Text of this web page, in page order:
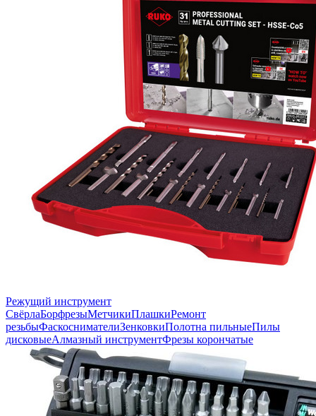
Режущий инструмент
СвёрлаБорфрезыМетчикиПлашкиРемонт
резьбыФаскоснимателиЗенковкиПолотна пильныеПилы
дисковыеАлмазный инструментФрезы корончатые